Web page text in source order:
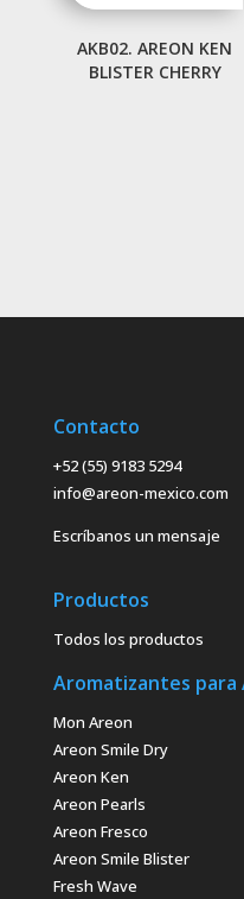
AKB02. AREON KEN
BLISTER CHERRY
Contacto
+52 (55) 9183 5294
info@areon-mexico.com
Escríbanos un mensaje
Productos
Todos los productos
Aromatizantes para
Mon Areon
Areon Smile Dry
Areon Ken
Areon Pearls
Areon Fresco
Areon Smile Blister
Fresh Wave